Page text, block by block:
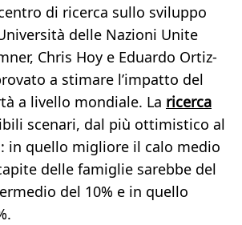
di ricerca sullo sviluppo
delle Nazioni Unite
Chris Hoy e Eduardo Ortiz-
a stimare l’impatto del
a livello mondiale. La ricerca
scenari, dal più ottimistico al
in quello migliore il calo medio
delle famiglie sarebbe del
del 10% e in quello